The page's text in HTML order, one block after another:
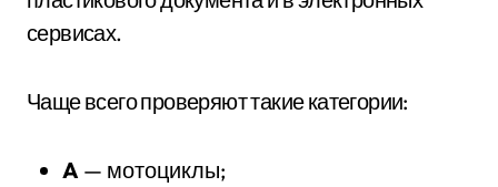
сервисах.
Чаще всего проверяют такие категории:
A — мотоциклы;